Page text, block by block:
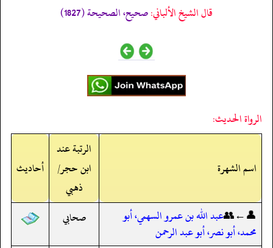
قال الشيخ الألباني:صحيح، الصحيحة (1827)
الرواة الحديث:
اسم الشهرة
الرتبة عند
ابن حجر/
ذهبي
أحاديث
👤←👥عبد الله بن عمرو السهمي، أبو
محمد، أبو نصر، أبو عبد الرحمن
صحابي